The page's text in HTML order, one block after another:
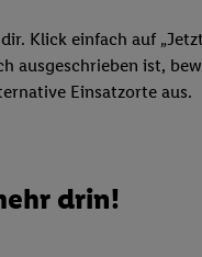
Klick einfach auf
ausgeschrieben ist,
Einsatzorte aus.
drin!
Möglichkeit, Ihre
(„consenthub“)oder
Marketing“ am
sämtlicher genannten